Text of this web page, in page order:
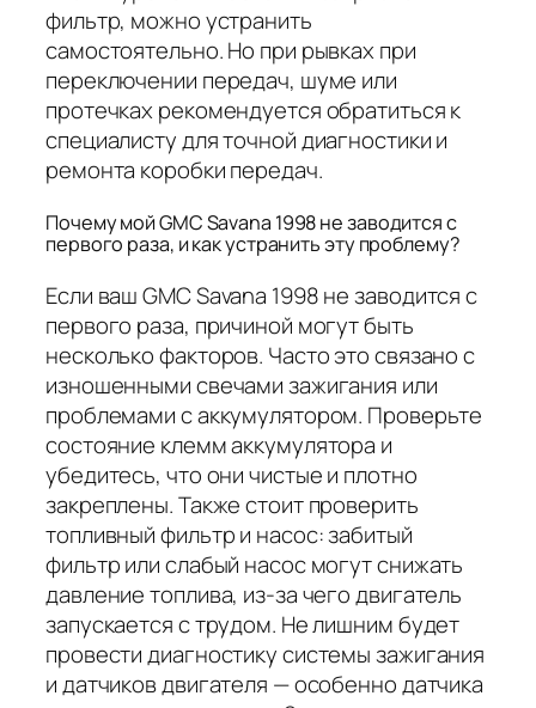
фильтр, можно устранить
самостоятельно. Но при рывках при
переключении передач, шуме или
протечках рекомендуется обратиться к
специалисту для точной диагностики и
ремонта коробки передач.
Почему мой GMC Savana 1998 не заводится с
первого раза, и как устранить эту проблему?
Если ваш GMC Savana 1998 не заводится с
первого раза, причиной могут быть
несколько факторов. Часто это связано с
изношенными свечами зажигания или
проблемами с аккумулятором. Проверьте
состояние клемм аккумулятора и
убедитесь, что они чистые и плотно
закреплены. Также стоит проверить
топливный фильтр и насос: забитый
фильтр или слабый насос могут снижать
давление топлива, из-за чего двигатель
запускается с трудом. Не лишним будет
провести диагностику системы зажигания
и датчиков двигателя — особенно датчика